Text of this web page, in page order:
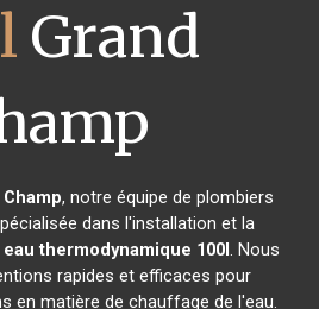
Grand
Champ, notre équipe de plombiers
dans l'installation et la
thermodynamique 100l. Nous
rapides et efficaces pour
en matière de chauffage de l'eau.